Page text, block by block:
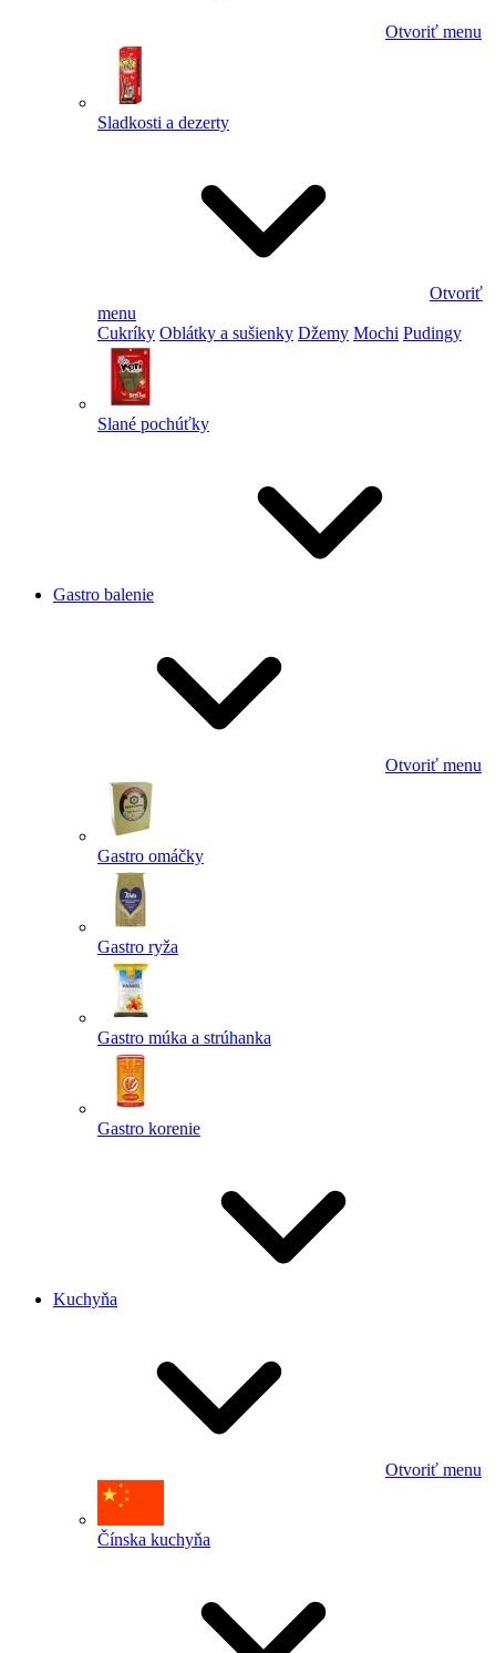
Otvoriť menu
Sladkosti a dezerty
Otvoriť
menu
Cukríky Oblátky a sušienky Džemy Mochi Pudingy
Slané pochúťky
Gastro balenie
Otvoriť menu
Gastro omáčky
Gastro ryža
Gastro múka a strúhanka
Gastro korenie
Kuchyňa
Otvoriť menu
Čínska kuchyňa